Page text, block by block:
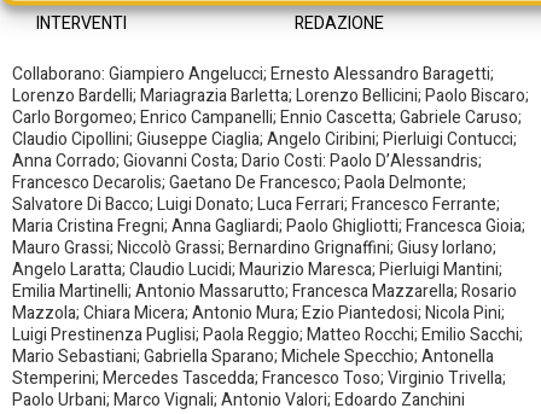
INTERVENTI
REDAZIONE
Collaborano: Giampiero Angelucci; Ernesto Alessandro Baragetti;
Lorenzo Bardelli; Mariagrazia Barletta; Lorenzo Bellicini; Paolo Biscaro;
Carlo Borgomeo; Enrico Campanelli; Ennio Cascetta; Gabriele Caruso;
Claudio Cipollini; Giuseppe Ciaglia; Angelo Ciribini; Pierluigi Contucci;
Anna Corrado; Giovanni Costa; Dario Costi: Paolo D’Alessandris;
Francesco Decarolis; Gaetano De Francesco; Paola Delmonte;
Salvatore Di Bacco; Luigi Donato; Luca Ferrari; Francesco Ferrante;
Maria Cristina Fregni; Anna Gagliardi; Paolo Ghigliotti; Francesca Gioia;
Mauro Grassi; Niccolò Grassi; Bernardino Grignaffini; Giusy Iorlano;
Angelo Laratta; Claudio Lucidi; Maurizio Maresca; Pierluigi Mantini;
Emilia Martinelli; Antonio Massarutto; Francesca Mazzarella; Rosario
Mazzola; Chiara Micera; Antonio Mura; Ezio Piantedosi; Nicola Pini;
Luigi Prestinenza Puglisi; Paola Reggio; Matteo Rocchi; Emilio Sacchi;
Mario Sebastiani; Gabriella Sparano; Michele Specchio; Antonella
Stemperini; Mercedes Tascedda; Francesco Toso; Virginio Trivella;
Paolo Urbani; Marco Vignali; Antonio Valori; Edoardo Zanchini